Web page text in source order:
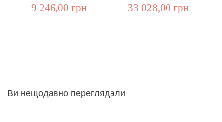
9 246,00 грн 33 028,00 грн
Ви нещодавно переглядали